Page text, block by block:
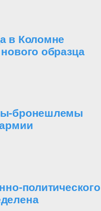
в Коломне
образца
бронешлемы
политического